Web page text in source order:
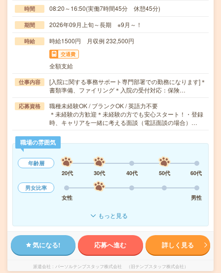
時間 08:20～16:50(実働7時間45分 休憩45分)
期間 2026年09月上旬～長期 ※9月～！
時給 時給1500円 月収例 232,500円
交通費
全額支給
仕事内容
[入院に関する事務サポート専門部署での勤務になります]＊
書類準備、ファイリング＊入院の受付対応：保険…
応募資格
職種未経験OK / ブランクOK / 英語力不要
＊未経験の方歓迎＊未経験の方でも安心スタート！・登録
時、キャリアを一緒に考える面談（電話面談の場合）…
職場の雰囲気
年齢層
20代
30代 40代 50代
60代
男女比率
女性
男性
もっと見る
気になる! 応募へ進む 詳しく見る
派遣会社 パーソルテンプスタッフ株式会社 （旧テンプスタッフ株式会社）